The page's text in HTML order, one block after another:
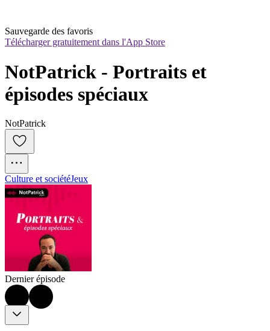
Sauvegarde des favoris
Télécharger gratuitement dans l'App Store
NotPatrick - Portraits et
épisodes spéciaux
NotPatrick
Culture et sociétéJeux
Dernier épisode